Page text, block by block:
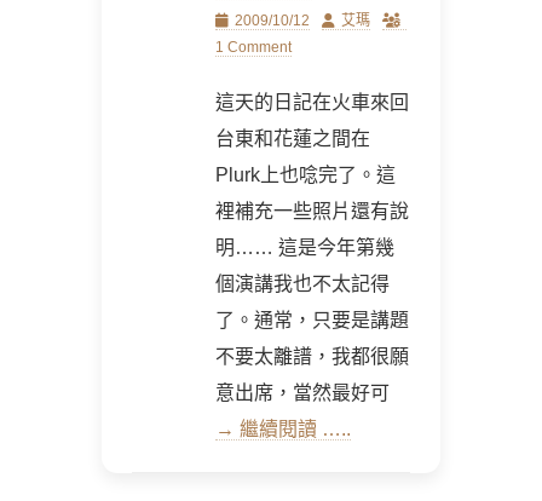
Posted
on
2009/10/12 Author
艾瑪
1 Comment
這天的日記在火車來回
台東和花蓮之間在
Plurk上也唸完了。這
裡補充一些照片還有說
明…… 這是今年第幾
個演講我也不太記得
了。通常，只要是講題
不要太離譜，我都很願
意出席，當然最好可
→ 繼續閱讀 …..